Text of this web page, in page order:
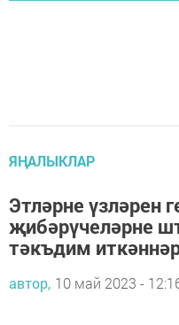
ЯҢАЛЫКЛАР
Этләрне үзләрен
җибәрүчеләрне
тәкъдим
автор, 10 май 2023 -